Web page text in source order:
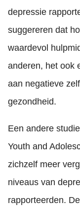
depressie
suggereren dat
waardevol
anderen, het ook
aan negatieve
gezondheid.
Een andere
Youth and
zichzelf meer
niveaus van
rapporteerden.